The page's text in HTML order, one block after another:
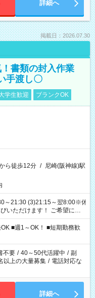
詳細へ
掲載日：2026.07.30
書類の封入作業
手渡し〇
学生歓迎 ブランクOK
ら徒歩12分 / 尼崎(阪神線)駅
～21:30 (3)21:15～翌8:00※休
いただけます！ ご希望に合
/18-22時/20-翌4時/21-翌5
で選んで頂ける完全自由シ
■週1～OK！ ■短期勤務歓
不要 / 40～50代活躍中 / 副
以上の大量募集 / 電話対応な
詳細へ